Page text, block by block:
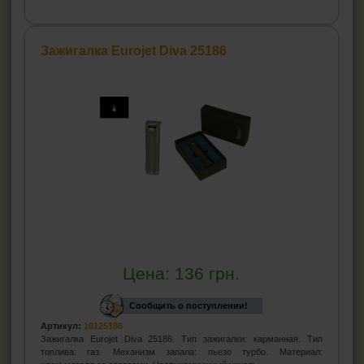
Зажигалка Eurojet Diva 25186
Цена: 136 грн.
Сообщить о поступлении!
Артикул: 10125186
Зажигалка Eurojet Diva 25186. Тип зажигалки: карманная. Тип
топлива: газ. Механизм запала: пьезо турбо. Материал: